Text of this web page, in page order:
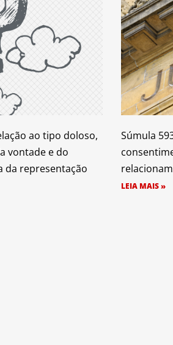
ao tipo doloso,
vontade e do
da representação
Súmula
LEIA MAIS »